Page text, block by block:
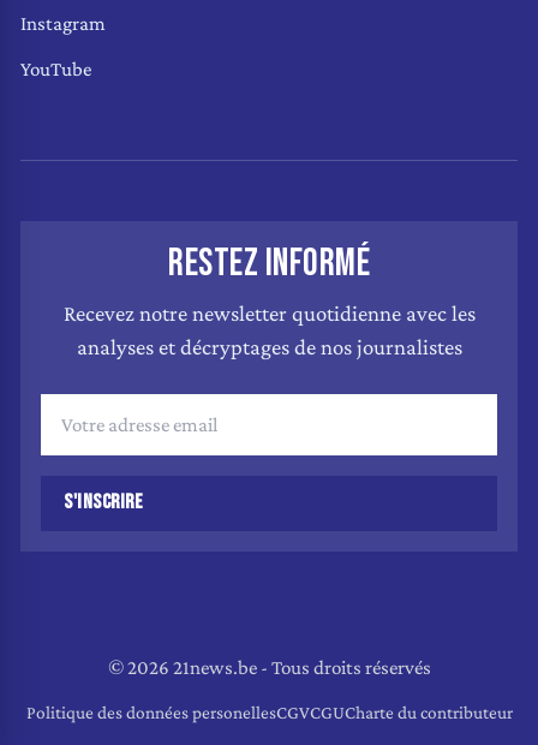
Instagram
YouTube
RESTEZ INFORMÉ
Recevez notre newsletter quotidienne avec les
analyses et décryptages de nos journalistes
S'INSCRIRE
© 2026 21news.be - Tous droits réservés
Politique des données personellesCGVCGUCharte du contributeur